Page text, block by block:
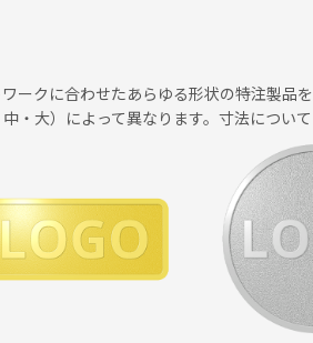
ークに合わせたあらゆる形状の特注製
・大）によって異なります。寸法について